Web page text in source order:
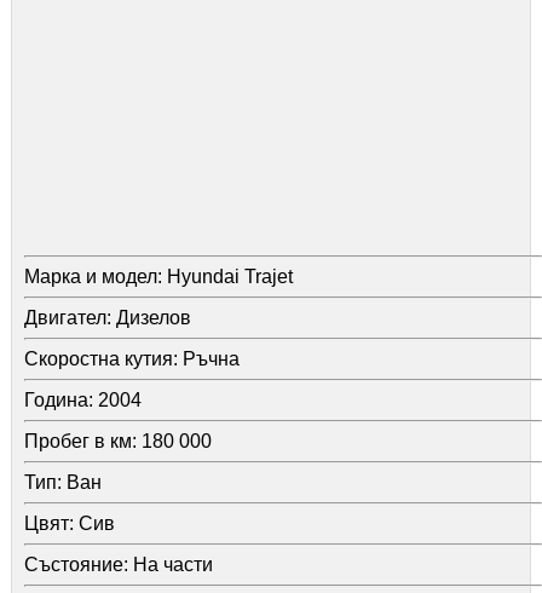
Марка и модел: Hyundai Trajet
Двигател: Дизелов
Скоростна кутия: Ръчна
Година: 2004
Пробег в км: 180 000
Тип: Ван
Цвят: Сив
Състояние: На части